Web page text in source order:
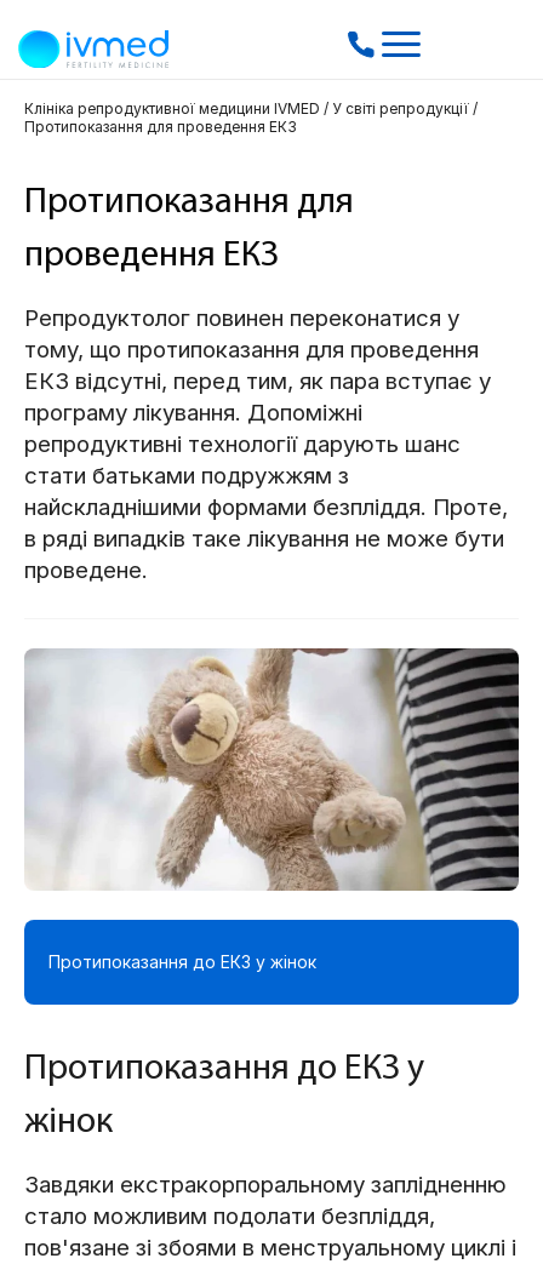
Клініка репродуктивної медицини IVMED / У світі репродукції /
Протипоказання для проведення ЕКЗ
Протипоказання для
проведення ЕКЗ
Репродуктолог повинен переконатися у
тому, що протипоказання для проведення
ЕКЗ відсутні, перед тим, як пара вступає у
програму лікування. Допоміжні
репродуктивні технології дарують шанс
стати батьками подружжям з
найскладнішими формами безпліддя. Проте,
в ряді випадків таке лікування не може бути
проведене.
Протипоказання до ЕКЗ у жінок
Протипоказання до ЕКЗ у
жінок
Завдяки екстракорпоральному заплідненню
стало можливим подолати безпліддя,
пов'язане зі збоями в менструальному циклі і